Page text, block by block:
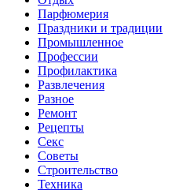
Парфюмерия
Праздники и традиции
Промышленное
Профессии
Профилактика
Развлечения
Разное
Ремонт
Рецепты
Секс
Советы
Строительство
Техника